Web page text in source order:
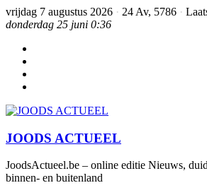
vrijdag 7 augustus 2026 · 24 Av, 5786 ·
donderdag 25 juni 0:36
JOODS ACTUEEL
JoodsActueel.be – online editie Nieuws,
binnen- en buitenland